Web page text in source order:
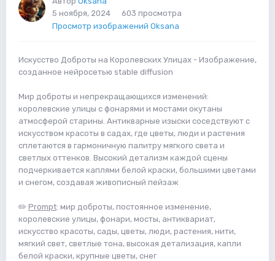
5 ноября, 2024
603 просмотра
Просмотр изображений Oksana
Искусство Доброты на Королевских Улицах - Изображение,
созданное нейросетью stable diffusion
Мир доброты и непрекращающихся изменений:
королевские улицы с фонарями и мостами окутаны
атмосферой старины. Антикварные изыски соседствуют с
искусством красоты в садах, где цветы, люди и растения
сплетаются в гармоничную палитру мягкого света и
светлых оттенков. Высокий детализм каждой сцены
подчеркивается каплями белой краски, большими цветами
и снегом, создавая живописный пейзаж
✏️ Prompt: мир доброты, постоянное изменение,
королевские улицы, фонари, мосты, антиквариат,
искусство красоты, сады, цветы, люди, растения, нити,
мягкий свет, светлые тона, высокая детализация, капли
белой краски, крупные цветы, снег